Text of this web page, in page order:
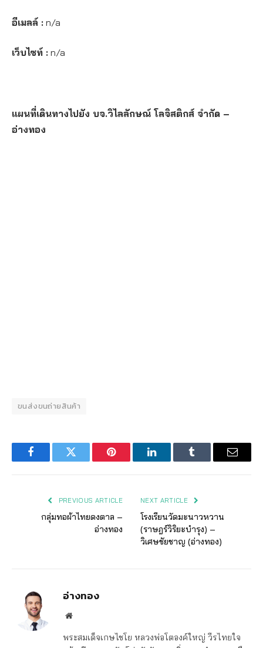
อีเมลล์ : n/a
เว็บไซท์ : n/a
แผนที่เดินทางไปยัง บจ.วิไลลักษณ์ โลจิสติกส์ จำกัด –
อ่างทอง
ขนส่งขนถ่ายสินค้า
FacebookTwitter Pinterest LinkedInTumblr Email
PREVIOUS ARTICLE
กลุ่มทอผ้าไทยดงตาล –
อ่างทอง
NEXT ARTICLE
โรงเรียนวัดมะนาวหวาน
(ราษฎร์วิริยะบำรุง) –
วิเศษชัยชาญ (อ่างทอง)
อ่างทอง
Website
พระสมเด็จเกษไชโย หลวงพ่อโตองค์ใหญ่ วีรไทยใจ